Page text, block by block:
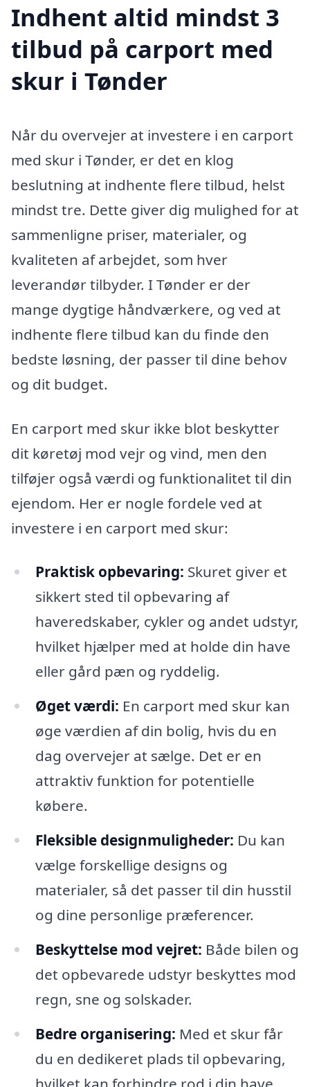
Indhent altid mindst 3
tilbud på carport med
skur i Tønder
Når du overvejer at investere i en carport
med skur i Tønder, er det en klog
beslutning at indhente flere tilbud, helst
mindst tre. Dette giver dig mulighed for at
sammenligne priser, materialer, og
kvaliteten af arbejdet, som hver
leverandør tilbyder. I Tønder er der
mange dygtige håndværkere, og ved at
indhente flere tilbud kan du finde den
bedste løsning, der passer til dine behov
og dit budget.
En carport med skur ikke blot beskytter
dit køretøj mod vejr og vind, men den
tilføjer også værdi og funktionalitet til din
ejendom. Her er nogle fordele ved at
investere i en carport med skur:
Praktisk opbevaring: Skuret giver et
sikkert sted til opbevaring af
haveredskaber, cykler og andet udstyr,
hvilket hjælper med at holde din have
eller gård pæn og ryddelig.
Øget værdi: En carport med skur kan
øge værdien af din bolig, hvis du en
dag overvejer at sælge. Det er en
attraktiv funktion for potentielle
købere.
Fleksible designmuligheder: Du kan
vælge forskellige designs og
materialer, så det passer til din husstil
og dine personlige præferencer.
Beskyttelse mod vejret: Både bilen og
det opbevarede udstyr beskyttes mod
regn, sne og solskader.
Bedre organisering: Med et skur får
du en dedikeret plads til opbevaring,